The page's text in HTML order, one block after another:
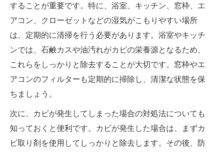
することが重要です。特に、浴室、キッチン、窓枠、エ
アコン、クローゼットなどの湿気がこもりやすい場所
は、定期的に清掃を行う必要があります。浴室やキッチ
ンでは、石鹸カスや油汚れがカビの栄養源となるため、
これらをしっかりと除去することが大切です。窓枠やエ
アコンのフィルターも定期的に掃除し、清潔な状態を保
ちましょう。
次に、カビが発生してしまった場合の対処法についても
知っておくと便利です。カビが発生した場合は、まずカ
ビ取り剤を使用してしっかりと除去します。その後、防